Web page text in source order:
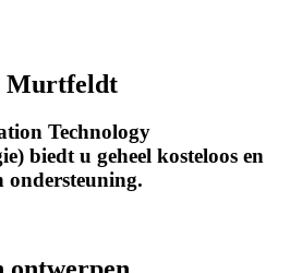
Murtfeldt
Technology
biedt u geheel kosteloos en
ondersteuning.